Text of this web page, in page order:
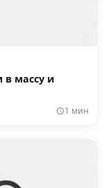
в массу и
1 мин